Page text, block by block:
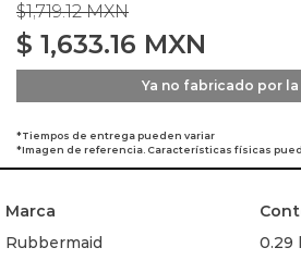
$1,719.12 MXN
$ 1,633.16 MXN
Ya no fabricado por la
*Tiempos de entrega pueden variar
*Imagen de referencia. Características físicas
Marca
Rubbermaid
0.29 l